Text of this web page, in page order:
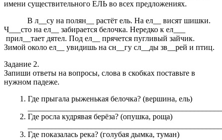
имени существительного ЕЛЬ во всех предложениях.
В л__су на полян__ растёт ель. На ел__ висят шишки.
Ч___сто на ел__ забирается белочка. Нередко к ел___
прил__тает дятел. Под ел__ прячется пугливый зайчик.
Зимой около ел__ увидишь на сн__гу сл__ды зв__рей и птиц.
Задание 2.
Запиши ответы на вопросы, слова в скобках поставьте в
нужном падеже.
Где прыгала рыженькая белочка? (вершина, ель)
Где росла кудрявая берёза? (опушка, роща)
Где показалась река? (голубая дымка, туман)